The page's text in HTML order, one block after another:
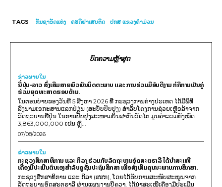
TAGS ກັນຊາອັດແທ່ງ ຄະດີຢາເສບຕິດ ປກສ ແຂວງຄຳມ່ວນ
ບົດຄວາມຫຼ້າສຸດ
ຂ່າວພາຍ​ໃນ
ຍີ່ປຸ່ນ-ລາວ ສົ່ງເສີມສາຍພົວພັນມິດຕະພາບ ແລະ ການຮ່ວມມືອັນດີງາມ ກໍຄືການເປັນຄູ່
ຮ່ວມຍຸດທະສາດຮອບດ້ານ.
ໃນຕອນບ່າຍຂອງວັນທີ 5 ສິງຫາ 2026 ທີ່ ກະຊວງການຕ່າງປະເທດ ໄດ້ມີພິທີ
ລົງນາມເອກະສານແລກປ່ຽນ (ສະບັບປັບປຸງ) ສໍາລັບໂຄງການຊ່ວຍເຫຼືອລ້າຈາກ
ລັດຖະບານຍີ່ປຸ່ນ ໃນການປັບປຸງສະໜາມບິນສາກົນວັດໄຕ ມູນຄ່າລວມທັງໝົດ
3,863,000,000 ເຢນ ຫຼື...
07/08/2026
ຂ່າວພາຍ​ໃນ
ກະຊວງສຶກສາທິການ ແລະ ກິລາ ຮ່ວມກັບລັດຖະບານອົດສະຕຣາລີ ໄດ້ນຳສະເໜີ
ເຄື່ອງມືປະເມີນຕົນເອງສຳລັບຄູຊັ້ນປະຖົມສຶກສາ ເພື່ອສົ່ງເສີມຄຸນນະພາບການສຶກສາ.
ກະຊວງສຶກສາທິການ ແລະ ກິລາ (ສສກ), ໂດຍໄດ້ຮັບການສະໜັບສະໜູນຈາກ
ລັດຖະບານອົດສະຕຣາລີ ຜ່ານແຜນງານບີຄວາ, ໄດ້ນຳສະເໜີເຄື່ອງມືປະເມີນ